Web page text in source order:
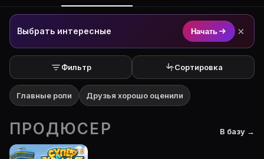
Выбрать интересные Начать ×
Фильтр Сортировка
Главные роли Друзья хорошо оценили
ПРОДЮСЕР В базу →
7.8